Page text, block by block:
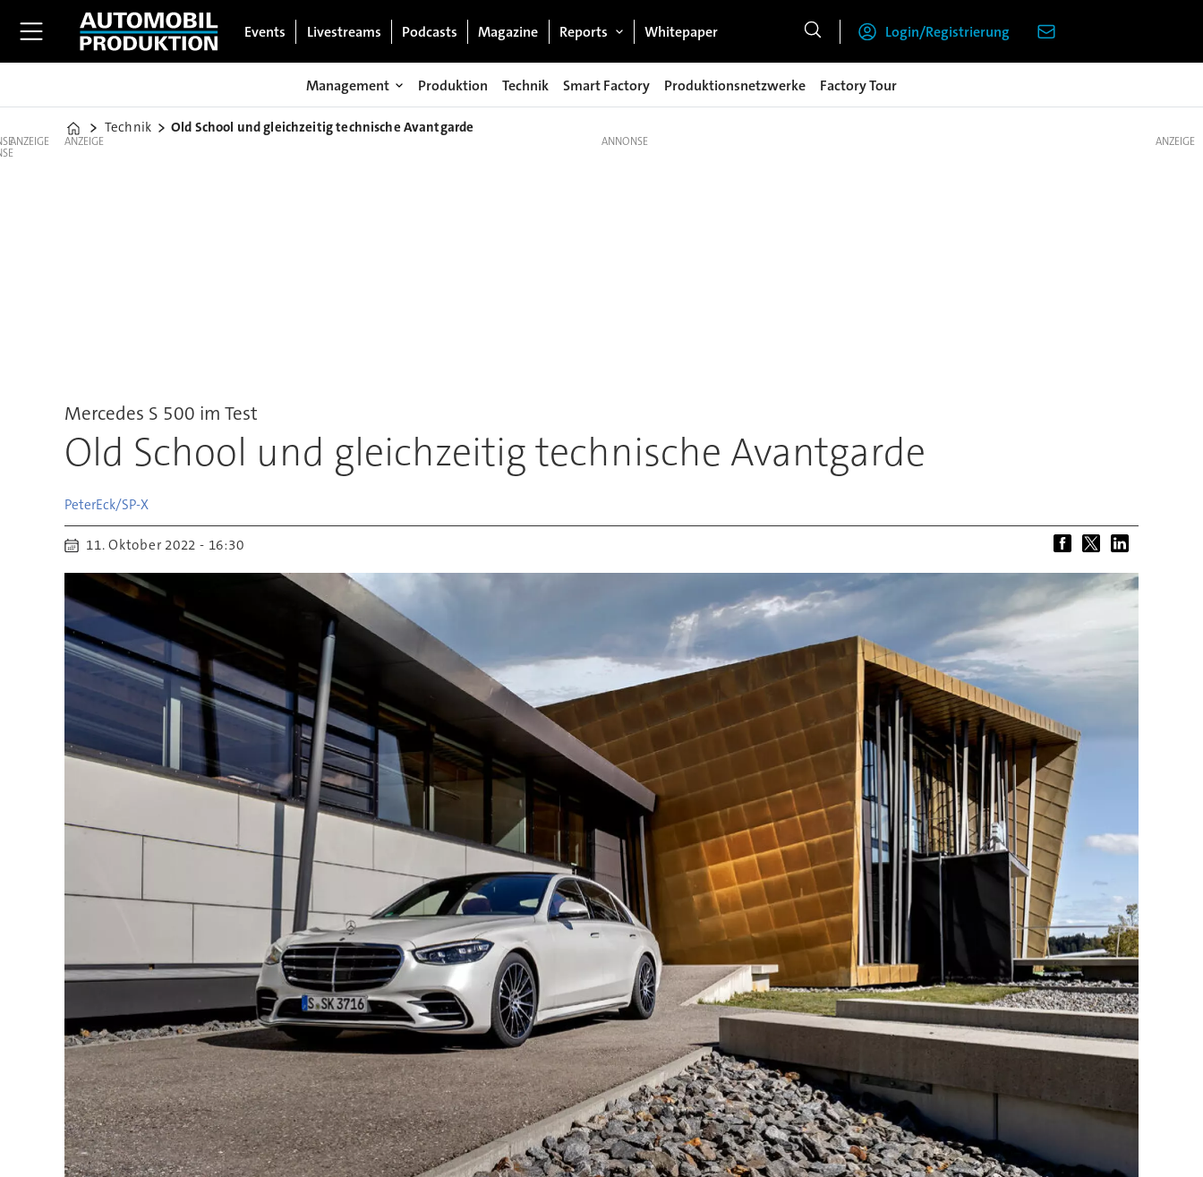
Events Livestreams Podcasts Magazine Reports Whitepaper Login/Registrierung
Management Produktion Technik Smart Factory Produktionsnetzwerke Factory Tour
Home
Technik Old School und gleichzeitig technische Avantgarde
ANZEIGE ANZEIGE
Mercedes S 500 im Test
Old School und gleichzeitig technische Avantgarde
PeterEck/SP-X
11. Oktober 2022 - 16:30
ANZEIGE